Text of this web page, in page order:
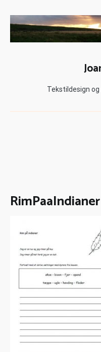
Tekstildesign
RimPaaIndianer